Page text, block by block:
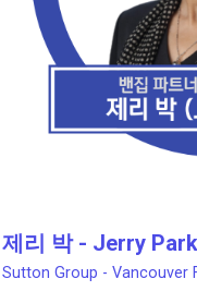
제리 박 - Jerry Park
Sutton Group - Vancouver